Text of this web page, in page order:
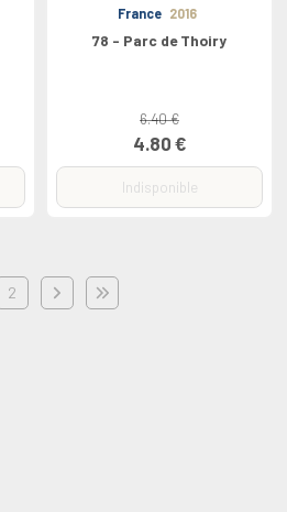
France 2016
78 - Parc de Thoiry
6.40 €
4.80 €
Indisponible
2